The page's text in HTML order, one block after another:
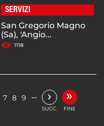
SERVIZI
San Gregorio Magno
(Sa), 'Angio...
1118
7 8 9 … ›
SUCC.
»
FINE